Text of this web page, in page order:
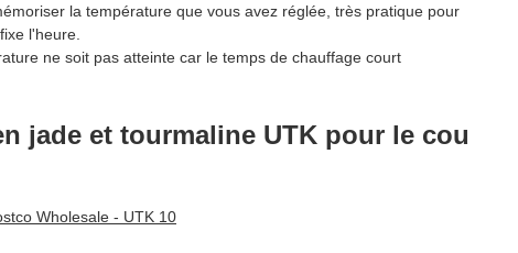
la température que vous avez réglée, très pratique pour
l'heure.
ne soit pas atteinte car le temps de chauffage court
jade et tourmaline UTK pour le cou